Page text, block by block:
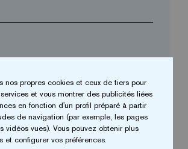
arrow_drop_down
nos propres cookies et ceux de tiers pour
et vous montrer des publicités liées
en fonction d'un profil préparé à partir
de navigation (par exemple, les pages
vidéos vues). Vous pouvez obtenir plus
et configurer vos préférences.